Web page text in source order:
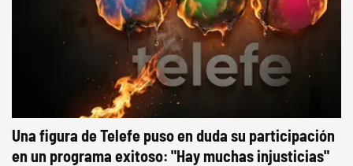
Una figura de Telefe puso en duda su participación
en un programa exitoso: "Hay muchas injusticias"